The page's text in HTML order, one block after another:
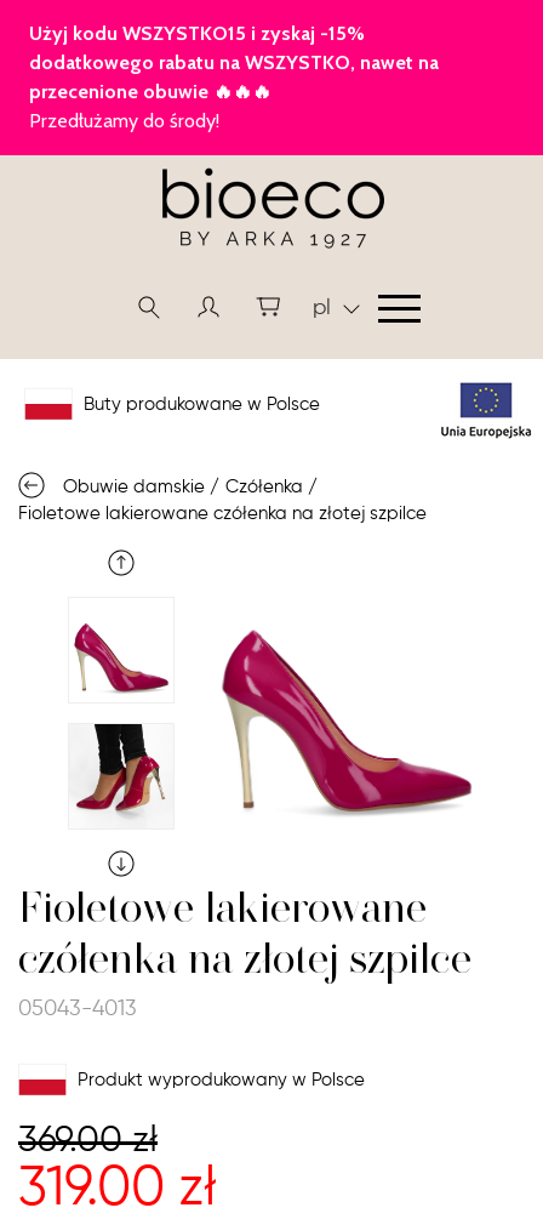
pl
Buty produkowane w Polsce
Obuwie damskie / Czółenka /
Fioletowe lakierowane czółenka na złotej szpilce
Fioletowe lakierowane
czółenka na złotej szpilce
05043-4013
Produkt wyprodukowany w Polsce
369.00zł
319.00 zł